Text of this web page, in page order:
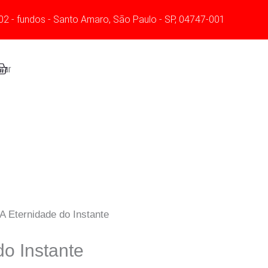
- fundos - Santo Amaro, São Paulo - SP, 04747-001
Eternidade do Instante
Instante